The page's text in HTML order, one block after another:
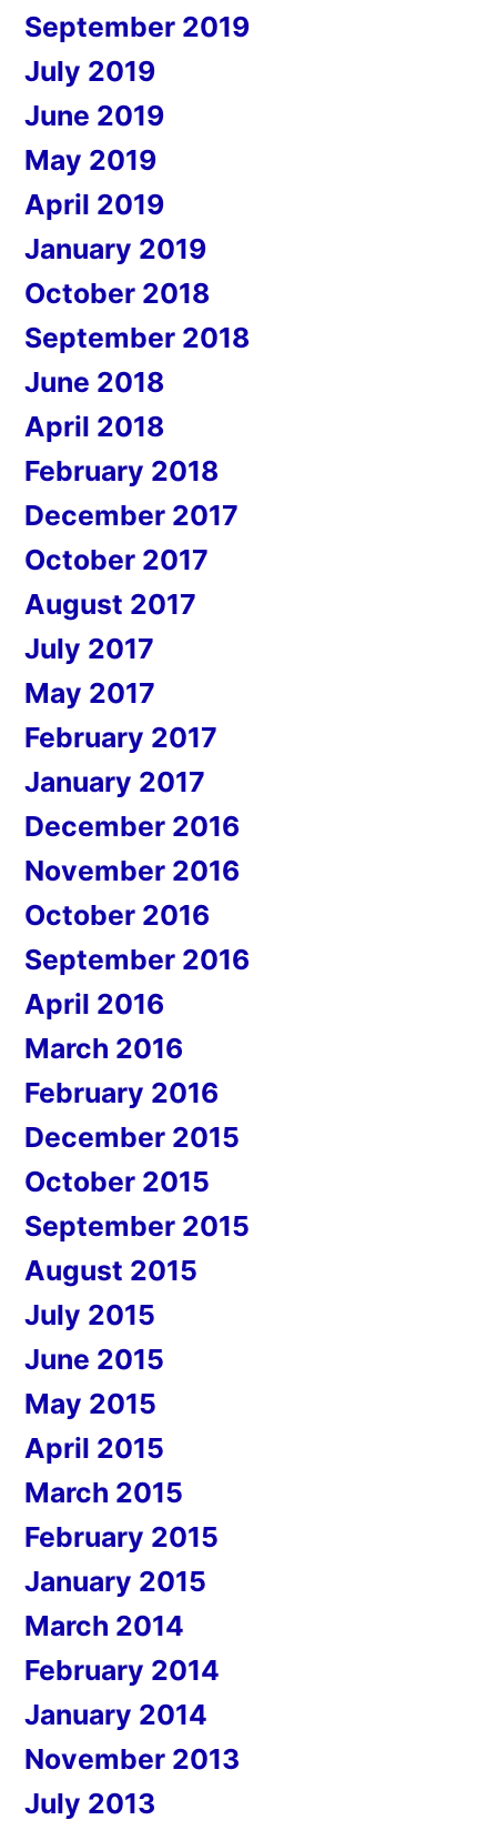
September 2019
July 2019
June 2019
May 2019
April 2019
January 2019
October 2018
September 2018
June 2018
April 2018
February 2018
December 2017
October 2017
August 2017
July 2017
May 2017
February 2017
January 2017
December 2016
November 2016
October 2016
September 2016
April 2016
March 2016
February 2016
December 2015
October 2015
September 2015
August 2015
July 2015
June 2015
May 2015
April 2015
March 2015
February 2015
January 2015
March 2014
February 2014
January 2014
November 2013
July 2013